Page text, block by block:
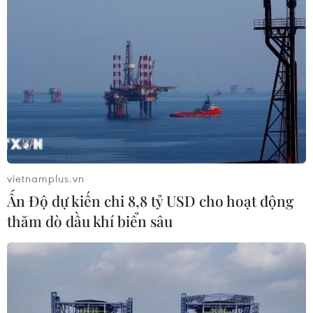
vietnamplus.vn
Ấn Độ dự kiến chi 8,8 tỷ USD cho hoạt động
thăm dò dầu khí biển sâu